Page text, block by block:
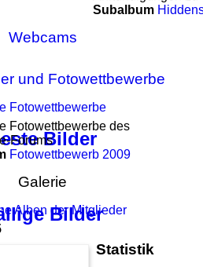
Subalbum
Webcams
und Fotowettbewerbe
Fotowettbewerbe
Fotowettbewerbe des
Forums
Fotowettbewerb 2009
Galerie
Alben der Mitglieder
Bilder
Bilder
Statistik